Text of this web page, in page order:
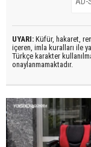
UYARI: Küfür, hakaret,
içeren, imla kuralları ile
Türkçe karakter
onaylanmamaktadır.